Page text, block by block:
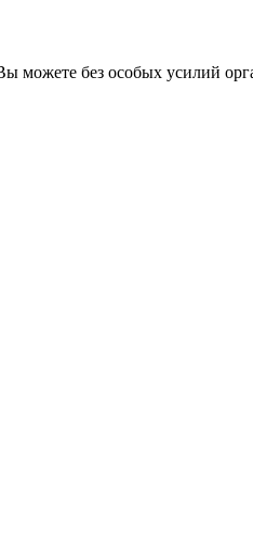
можете без особых усилий